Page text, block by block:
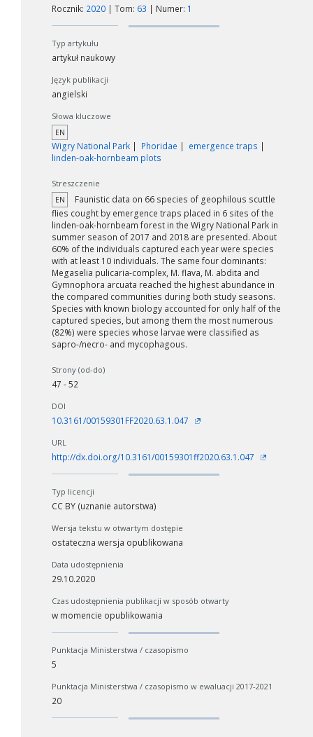
W zależności od ilości danych do przetworzenia generowanie pliku
Jeśli generowanie trwa zbyt długo można ograniczyć dane np.
Rocznik: 2020 | Tom: 63 | Numer: 1
Typ artykułu
artykuł naukowy
Język publikacji
angielski
Słowa kluczowe
EN
Wigry National Park Phoridae
emergence traps
linden-oak-hornbeam plots
Streszczenie
EN
Faunistic data on 66 species of geophilous scuttle
flies cought by emergence traps placed in 6 sites of the
linden-oak-hornbeam forest in the Wigry National Park in
summer season of 2017 and 2018 are presented. About
60% of the individuals captured each year were species
with at least 10 individuals. The same four dominants:
Megaselia pulicaria-complex, M. flava, M. abdita and
Gymnophora arcuata reached the highest abundance in
the compared communities during both study seasons.
Species with known biology accounted for only half of the
captured species, but among them the most numerous
(82%) were species whose larvae were classified as
sapro-/necro- and mycophagous.
Strony (od-do)
47 - 52
DOI
10.3161/00159301FF2020.63.1.047
URL
http://dx.doi.org/10.3161/00159301ff2020.63.1.047
Typ licencji
CC BY (uznanie autorstwa)
Wersja tekstu w otwartym dostępie
ostateczna wersja opublikowana
Data udostępnienia
29.10.2020
Czas udostępnienia publikacji w sposób otwarty
w momencie opublikowania
Punktacja Ministerstwa / czasopismo
5
Punktacja Ministerstwa / czasopismo w ewaluacji 2017-2021
20